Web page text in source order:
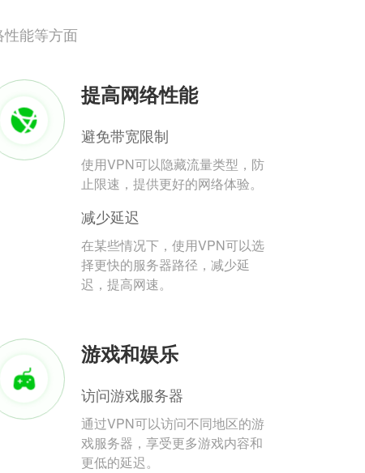
能等方面
提高网络性能
避免带宽限制
使用VPN可以隐藏流量类型，防
止限速，提供更好的网络体验。
减少延迟
在某些情况下，使用VPN可以选
择更快的服务器路径，减少延
迟，提高网速。
游戏和娱乐
访问游戏服务器
通过VPN可以访问不同地区的游
戏服务器，享受更多游戏内容和
更低的延迟。